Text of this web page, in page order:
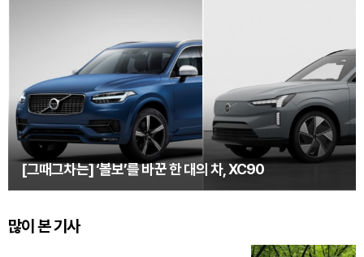
[그때그차는] ‘볼보’를 바꾼 한 대의 차, XC90
많이 본 기사